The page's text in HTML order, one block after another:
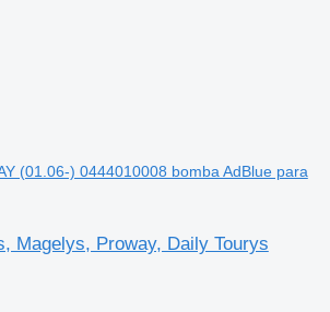
(01.06-) 0444010008 bomba AdBlue para
Magelys, Proway, Daily Tourys